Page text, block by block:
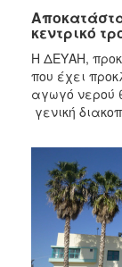
ΕΠΙΣΚΕΠΤΗΣ
ΗΡΑΚΛΕΙΟ
κεντρικό
Η ΔΕΥΑΗ,
που έχει
αγωγό νερού
γενική